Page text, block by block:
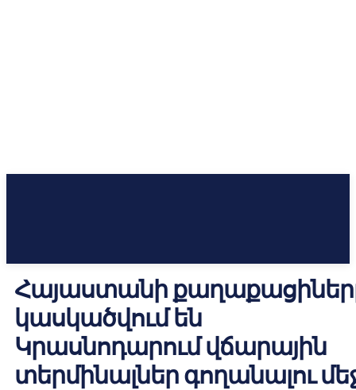
Հայաստանի
կասկածվում են
Կրասնոդարում վճարային
տերմինալներ գողանալու